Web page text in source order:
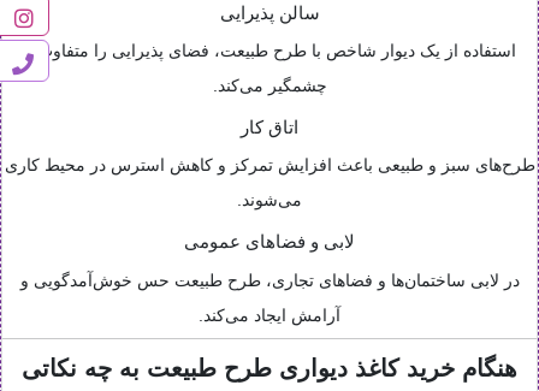
سالن پذیرایی
استفاده از یک دیوار شاخص با طرح طبیعت، فضای پذیرایی را متفاوت و
چشمگیر می‌کند.
اتاق کار
طرح‌های سبز و طبیعی باعث افزایش تمرکز و کاهش استرس در محیط کاری
می‌شوند.
لابی و فضاهای عمومی
در لابی ساختمان‌ها و فضاهای تجاری، طرح طبیعت حس خوش‌آمدگویی و
آرامش ایجاد می‌کند.
هنگام خرید کاغذ دیواری طرح طبیعت به چه نکاتی